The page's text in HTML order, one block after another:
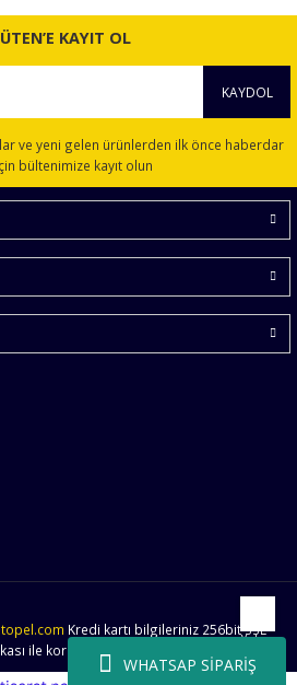
WHATSAP SİPARİŞ
ürün açıklamalarında ve diğer
noktaları öneri formunu
bilgiler bulunuyor.
bulunuyor.
daha pahalı.
alternatifler olmalı.
KAYIT OL
KAYDOL
ve yeni gelen ürünlerden ilk önce haberdar
bültenimize kayıt olun
Kredi kartı bilgileriniz 256bit SSL
ile korunmaktadır.
Yukarı